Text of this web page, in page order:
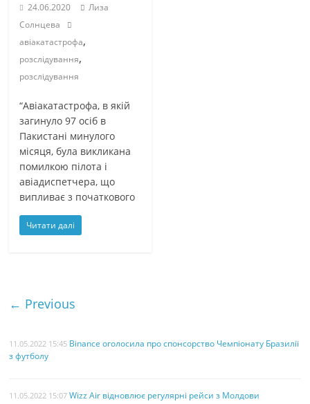
24.06.2020
Лиза
Солнцева
авіакатастрофа,
розслідування,
розслідування
“Авіакатастрофа, в якій
загинуло 97 осіб в
Пакистані минулого
місяця, була викликана
помилкою пілота і
авіадиспетчера, що
випливає з початкового
Читати далі
← Previous
11.05.2022 15:45 Binance оголосила про спонсорство Чемпіонату Бразилії
з футболу
11.05.2022 15:07 Wizz Air відновлює регулярні рейси з Молдови